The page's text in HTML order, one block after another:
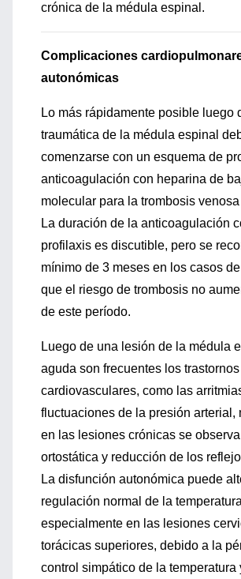
crónica de la médula espinal.
Complicaciones
autonómicas
Lo más rápidamente posible luego
traumática de la médula espinal
comenzarse con un esquema de
anticoagulación con heparina de
molecular para la trombosis
La duración de la anticoagulación
profilaxis es discutible, pero se
mínimo de 3 meses en los casos
que el riesgo de trombosis no
de este período.
Luego de una lesión de la médula
aguda son frecuentes los trastornos
cardiovasculares, como las
fluctuaciones de la presión arterial,
en las lesiones crónicas se
ortostática y reducción de los
La disfunción autonómica puede
regulación normal de la
especialmente en las lesiones
torácicas superiores, debido a la
control simpático de la temperatura